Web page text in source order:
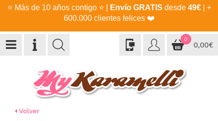
⭐ Más de 10 años contigo ⭐ Envío GRATIS desde 49€| +
600.000 clientes felices ❤️
0
0,00€
Volver